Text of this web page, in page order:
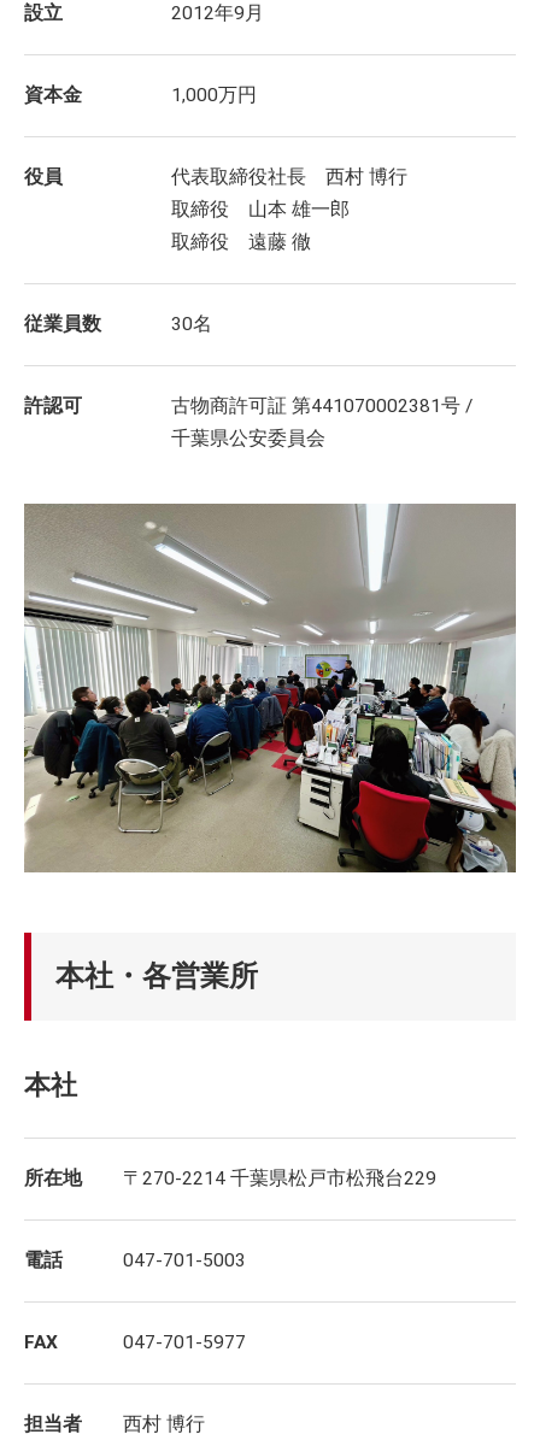
設立 2012年9月
資本金 1,000万円
役員
代表取締役社長 西村 博行
取締役 山本 雄一郎
取締役 遠藤 徹
従業員数 30名
許認可
古物商許可証 第441070002381号 /
千葉県公安委員会
本社・各営業所
本社
所在地 〒270-2214 千葉県松戸市松飛台229
電話 047-701-5003
FAX 047-701-5977
担当者 西村 博行